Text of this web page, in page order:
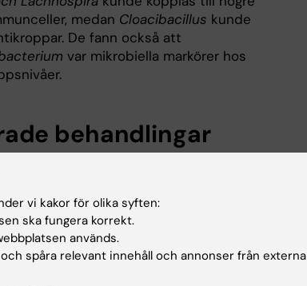
medan Cloacibacillus kunde
De fann också att
var mikrobiella markörer hos
behandlingar
vacciner mot covid-19.
ska leda till utveckling av
för att förbättra tarmfloran och
eller personer med nedsatt
strategierna kan omfatta
intag av probiotika, föreslår
vi kakor för olika syften:
ska fungera korrekt.
används.
spåra relevant innehåll och annonser från externa